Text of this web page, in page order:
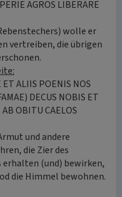
AGROS LIBERARE
wolle er
vertreiben, die übrigen
ALIIS POENIS NOS
DECUS NOBIS ET
OBITU CAELOS
und andere
die Zier des
(und) bewirken,
die Himmel bewohnen.